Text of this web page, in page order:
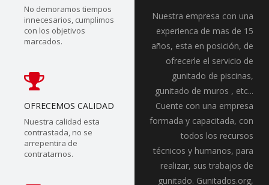
No demoramos tiempos
innecesarios, cumplimos
con los objetivos
marcados.
OFRECEMOS CALIDAD
Nuestra calidad esta
contrastada, no se
arrepentira de
contratarnos.
Nuestra empresa con una
experienca de mas de 15
años, esta en posición, de
ofrecerle el servicio de
gunitado de piscinas,
gunitado de muros , etc...
Cuente con una empresa
formada y capacitada, con
todos los recursos
técnicos y humanos, para
realizar, sus trabajos de
gunitado. Gunitados.org,